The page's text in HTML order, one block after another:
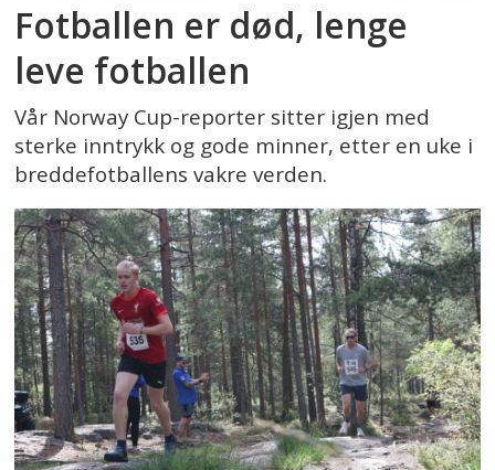
Fotballen er død, lenge
leve fotballen
Vår Norway Cup-reporter sitter igjen med
sterke inntrykk og gode minner, etter en uke i
breddefotballens vakre verden.